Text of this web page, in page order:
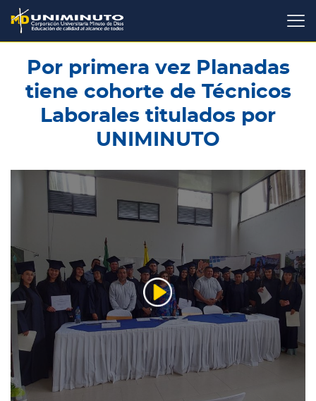
Pasar
contenido
principal
Por primera vez Planadas
tiene cohorte de Técnicos
Laborales titulados por
UNIMINUTO